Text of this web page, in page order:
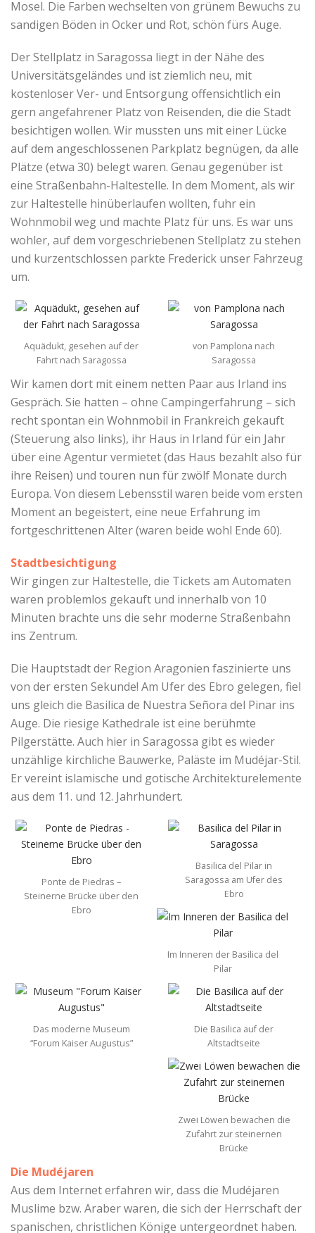
Mosel. Die Farben wechselten von grünem Bewuchs zu
sandigen Böden in Ocker und Rot, schön fürs Auge.
Der Stellplatz in Saragossa liegt in der Nähe des
Universitätsgeländes und ist ziemlich neu, mit
kostenloser Ver- und Entsorgung offensichtlich ein
gern angefahrener Platz von Reisenden, die die Stadt
besichtigen wollen. Wir mussten uns mit einer Lücke
auf dem angeschlossenen Parkplatz begnügen, da alle
Plätze (etwa 30) belegt waren. Genau gegenüber ist
eine Straßenbahn-Haltestelle. In dem Moment, als wir
zur Haltestelle hinüberlaufen wollten, fuhr ein
Wohnmobil weg und machte Platz für uns. Es war uns
wohler, auf dem vorgeschriebenen Stellplatz zu stehen
und kurzentschlossen parkte Frederick unser Fahrzeug
um.
von Pamplona nach
Saragossa
Aquädukt, gesehen auf der
Fahrt nach Saragossa
Wir kamen dort mit einem netten Paar aus Irland ins
Gespräch. Sie hatten – ohne Campingerfahrung – sich
recht spontan ein Wohnmobil in Frankreich gekauft
(Steuerung also links), ihr Haus in Irland für ein Jahr
über eine Agentur vermietet (das Haus bezahlt also für
ihre Reisen) und touren nun für zwölf Monate durch
Europa. Von diesem Lebensstil waren beide vom ersten
Moment an begeistert, eine neue Erfahrung im
fortgeschrittenen Alter (waren beide wohl Ende 60).
Stadtbesichtigung
Wir gingen zur Haltestelle, die Tickets am Automaten
waren problemlos gekauft und innerhalb von 10
Minuten brachte uns die sehr moderne Straßenbahn
ins Zentrum.
Die Hauptstadt der Region Aragonien faszinierte uns
von der ersten Sekunde! Am Ufer des Ebro gelegen, fiel
uns gleich die Basilica de Nuestra Señora del Pinar ins
Auge. Die riesige Kathedrale ist eine berühmte
Pilgerstätte. Auch hier in Saragossa gibt es wieder
unzählige kirchliche Bauwerke, Paläste im Mudéjar-Stil.
Er vereint islamische und gotische Architekturelemente
aus dem 11. und 12. Jahrhundert.
Ponte de Piedras –
Steinerne Brücke über den
Ebro
Basilica del Pilar in
Saragossa am Ufer des
Ebro
Im Inneren der Basilica del
Pilar
Die Basilica auf der
Altstadtseite
Das moderne Museum
“Forum Kaiser Augustus”
Zwei Löwen bewachen die
Zufahrt zur steinernen
Brücke
Die Mudéjaren
Aus dem Internet erfahren wir, dass die Mudéjaren
Muslime bzw. Araber waren, die sich der Herrschaft der
spanischen, christlichen Könige untergeordnet haben.